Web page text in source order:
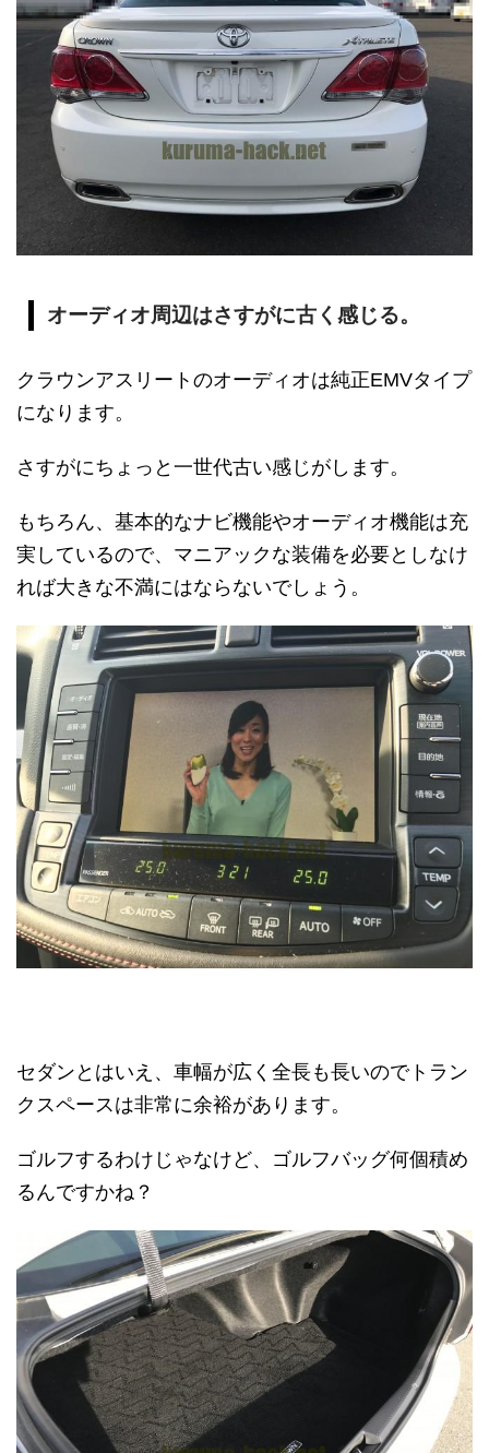
オーディオ周辺はさすがに古く感じる。
クラウンアスリートのオーディオは純正EMVタイプ
になります。
さすがにちょっと一世代古い感じがします。
もちろん、基本的なナビ機能やオーディオ機能は充
実しているので、マニアックな装備を必要としなけ
れば大きな不満にはならないでしょう。
セダンとはいえ、車幅が広く全長も長いのでトラン
クスペースは非常に余裕があります。
ゴルフするわけじゃなけど、ゴルフバッグ何個積め
るんですかね？